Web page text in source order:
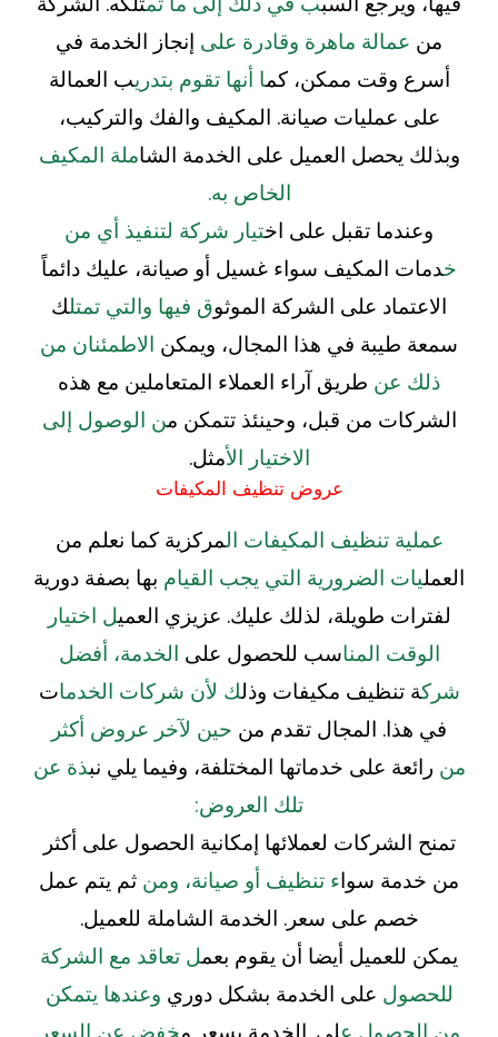
من عمالة ماهرة وقادرة على إنجاز الخدمة في
أسرع وقت ممكن، كما أنها تقوم بتدريب العمالة
على عمليات صيانة. المكيف والفك والتركيب،
وبذلك يحصل العميل على الخدمة الشاملة المكيف
الخاص به.
وعندما تقبل على اختيار شركة لتنفيذ أي من
خدمات المكيف سواء غسيل أو صيانة، عليك دائماً
الاعتماد على الشركة الموثوق فيها والتي تمتلك
سمعة طيبة في هذا المجال، ويمكن الاطمئنان من
ذلك عن طريق آراء العملاء المتعاملين مع هذه
الشركات من قبل، وحينئذ تتمكن من الوصول إلى
الاختيار الأمثل.
عروض تنظيف المكيفات
عملية تنظيف المكيفات المركزية كما نعلم من
العمليات الضرورية التي يجب القيام بها بصفة دورية
لفترات طويلة، لذلك عليك. عزيزي العميل اختيار
الوقت المناسب للحصول على الخدمة، أفضل
شركة تنظيف مكيفات وذلك لأن شركات الخدمات
في هذا. المجال تقدم من حين لآخر عروض أكثر
من رائعة على خدماتها المختلفة، وفيما يلي نبذة عن
تلك العروض:
تمنح الشركات لعملائها إمكانية الحصول على أكثر
من خدمة سواء تنظيف أو صيانة، ومن ثم يتم عمل
خصم على سعر. الخدمة الشاملة للعميل.
يمكن للعميل أيضا أن يقوم بعمل تعاقد مع الشركة
للحصول على الخدمة بشكل دوري وعندها يتمكن